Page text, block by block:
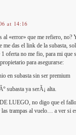
at 14:16
al «error» que me refiero, no?
me das el link de la subasta,
oferta no me fio, para mi que
para asegurarse:
en subasta sin ser premium
subasta ya serÃ¡ alta.
LUEGO, no digo que el
trampas al vuelo… a ver si